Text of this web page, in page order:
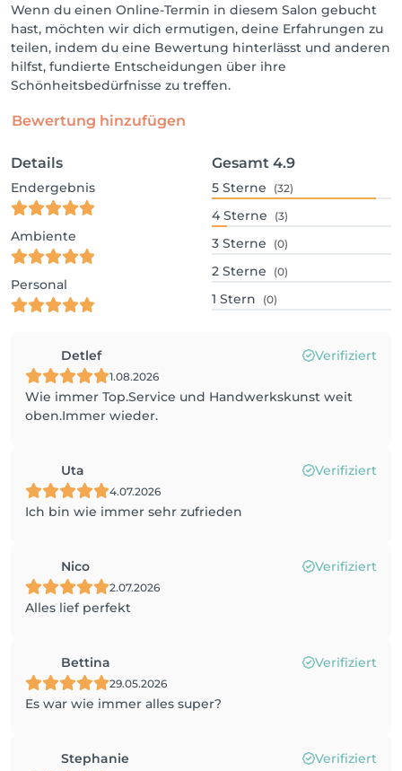
Wenn du einen Online-Termin in diesem Salon gebucht
hast, möchten wir dich ermutigen, deine Erfahrungen zu
teilen, indem du eine Bewertung hinterlässt und anderen
hilfst, fundierte Entscheidungen über ihre
Schönheitsbedürfnisse zu treffen.
Bewertung hinzufügen
Details
Endergebnis
Ambiente
Personal
Gesamt 4.9
5 Sterne (32)
4 Sterne (3)
3 Sterne (0)
2 Sterne (0)
1 Stern (0)
Detlef Verifiziert
1.08.2026
Wie immer Top.Service und Handwerkskunst weit
oben.Immer wieder.
Uta Verifiziert
4.07.2026
Ich bin wie immer sehr zufrieden
Nico Verifiziert
2.07.2026
Alles lief perfekt
Bettina Verifiziert
29.05.2026
Es war wie immer alles super?
Stephanie Verifiziert